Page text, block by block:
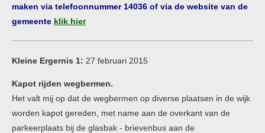
maken via telefoonnummer 14036 of via de website van de
gemeente klik hier
Kleine Ergernis 1: 27 februari 2015
Kapot rijden wegbermen.
Het valt mij op dat de wegbermen op diverse plaatsen in de wijk
worden kapot gereden, met name aan de overkant van de
parkeerplaats bij de glasbak - brievenbus aan de